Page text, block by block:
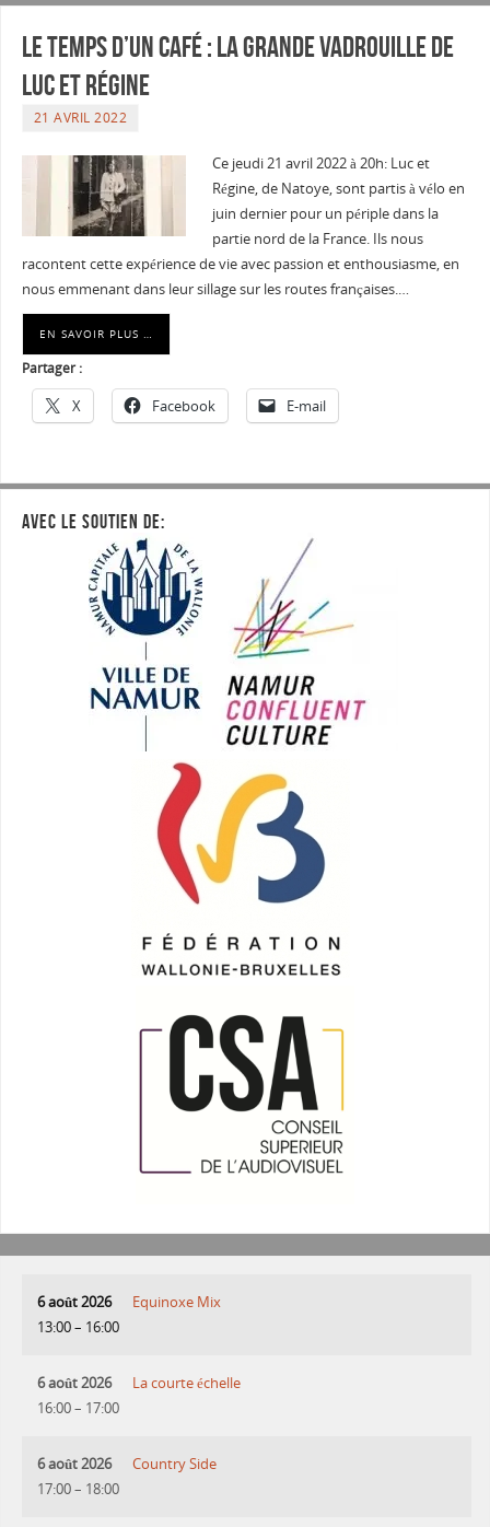
Le temps d’un café : La Grande Vadrouille de
Luc et Régine
21 AVRIL 2022
Ce jeudi 21 avril 2022 à 20h: Luc et
Régine, de Natoye, sont partis à vélo en
juin dernier pour un périple dans la
partie nord de la France. Ils nous
racontent cette expérience de vie avec passion et enthousiasme, en
nous emmenant dans leur sillage sur les routes françaises.…
EN SAVOIR PLUS …
Partager :
X Facebook E-mail
AVEC LE SOUTIEN DE:
6 août 2026
13:00– 16:00
Equinoxe Mix
6 août 2026
16:00– 17:00
La courte échelle
6 août 2026
17:00– 18:00
Country Side